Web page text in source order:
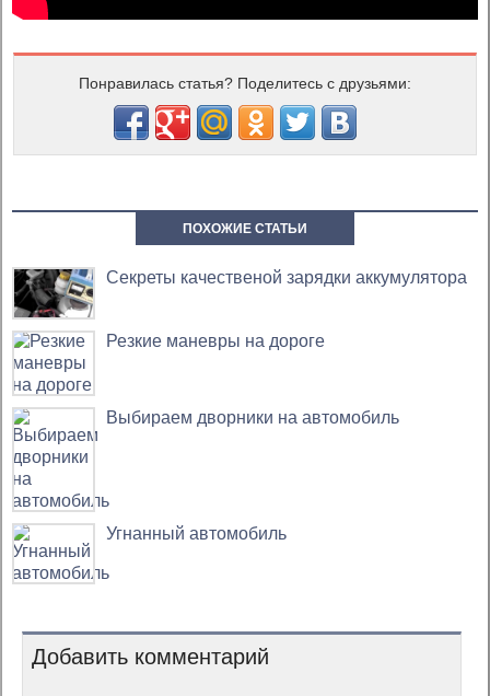
Понравилась статья? Поделитесь с друзьями:
ПОХОЖИЕ СТАТЬИ
Секреты качественой зарядки аккумулятора
Резкие маневры на дороге
Выбираем дворники на автомобиль
Угнанный автомобиль
Добавить комментарий